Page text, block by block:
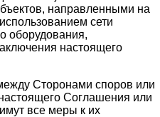
направленными на
сети
оборудования,
настоящего
Сторонами споров или
Соглашения или
все меры к их